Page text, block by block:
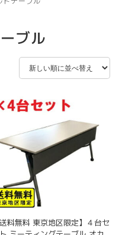
ブル
送料無料 東京地区限定】４台セ